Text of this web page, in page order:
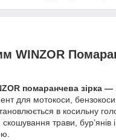
WINZOR
помаранчева зірка —
для мотокоси,
в косильну
трави, бур’янів